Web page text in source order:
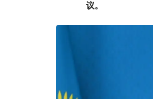
议。